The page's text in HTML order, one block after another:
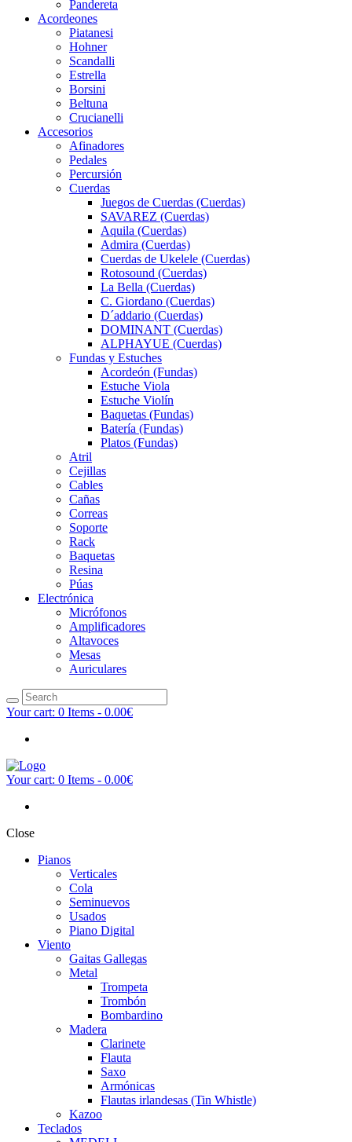
Pandereta
Acordeones
Piatanesi
Hohner
Scandalli
Estrella
Borsini
Beltuna
Crucianelli
Accesorios
Afinadores
Pedales
Percursión
Cuerdas
Juegos de Cuerdas (Cuerdas)
SAVAREZ (Cuerdas)
Aquila (Cuerdas)
Admira (Cuerdas)
Cuerdas de Ukelele (Cuerdas)
Rotosound (Cuerdas)
La Bella (Cuerdas)
C. Giordano (Cuerdas)
D´addario (Cuerdas)
DOMINANT (Cuerdas)
ALPHAYUE (Cuerdas)
Fundas y Estuches
Acordeón (Fundas)
Estuche Viola
Estuche Violín
Baquetas (Fundas)
Batería (Fundas)
Platos (Fundas)
Atril
Cejillas
Cables
Cañas
Correas
Soporte
Rack
Baquetas
Resina
Púas
Electrónica
Micrófonos
Amplificadores
Altavoces
Mesas
Auriculares
Your cart: 0 Items - 0.00€
Your cart: 0 Items - 0.00€
Close
Pianos
Verticales
Cola
Seminuevos
Usados
Piano Digital
Viento
Gaitas Gallegas
Metal
Trompeta
Trombón
Bombardino
Madera
Clarinete
Flauta
Saxo
Armónicas
Flautas irlandesas (Tin Whistle)
Kazoo
Teclados